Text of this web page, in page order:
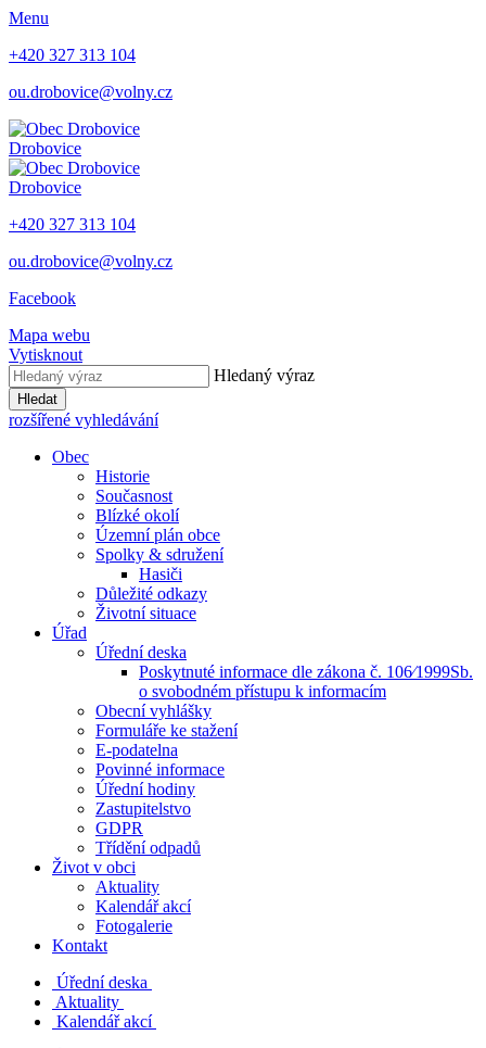
Menu
+420 327 313 104
ou.drobovice@volny.cz
Drobovice
Drobovice
+420 327 313 104
ou.drobovice@volny.cz
Facebook
Mapa webu
Vytisknout
Hledaný výraz
Hledat
rozšířené vyhledávání
Obec
Historie
Současnost
Blízké okolí
Územní plán obce
Spolky & sdružení
Hasiči
Důležité odkazy
Životní situace
Úřad
Úřední deska
Poskytnuté informace dle zákona č. 106⁄1999Sb.
o svobodném přístupu k informacím
Obecní vyhlášky
Formuláře ke stažení
E-podatelna
Povinné informace
Úřední hodiny
Zastupitelstvo
GDPR
Třídění odpadů
Život v obci
Aktuality
Kalendář akcí
Fotogalerie
Kontakt
Úřední deska
Aktuality
Kalendář akcí